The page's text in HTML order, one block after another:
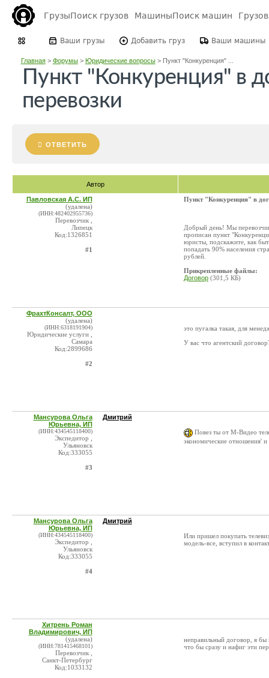
ГрузыПоиск грузов МашиныПоиск машин
Ваши грузы Добавить груз Ваши машины
Главная> Форумы> Юридические вопросы> Пункт "Конкуренция" ...
Пункт "Конкуренция" в
перевозки
ОТВЕТИТЬ
Автор
Павловская А.С. ИП
(удалена)
(ИНН:482402955736)
Перевозчик ,
Липецк
Код:1326851
#1
Пункт "Конкуренция" в
Добрый день! Мы
прописан пункт
юристы, подскажите, как
попадать 90% населения
рублей.
Прикрепленные файлы:
Договор (301,5 КБ)
ФрахтКонсалт, ООО
(удалена)
(ИНН:6318191904)
Юридические услуги ,
Самара
Код:2899686
#2
это пугалка такая, для
У вас что агентский
Мансурова Ольга
Юрьевна, ИП
(ИНН:434545118400)
Экспедитор ,
Ульяновск
Код:333055
#3
Дмитрий
Повез ты от М-Видео
экономические отношения'
Мансурова Ольга
Юрьевна, ИП
(ИНН:434545118400)
Экспедитор ,
Ульяновск
Код:333055
#4
Дмитрий
Или пришел покупать
модель-все, вступил в
Хитрень Роман
Владимирович, ИП
(удалена)
(ИНН:781415468101)
Перевозчик ,
Санкт-Петербург
Код:1033132
неправильный договор, я бы
что бы сразу и нафиг эти